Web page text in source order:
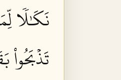
نَكَٰلٗا
تَذۡبَحُواْ